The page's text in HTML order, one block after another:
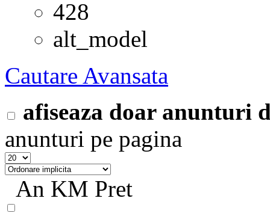
428
alt_model
Cautare Avansata
afiseaza doar anunturi
anunturi pe pagina
An KM Pret